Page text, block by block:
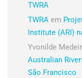
TWRA
TWRA em
Institute (ARI)
Yvonilde
Australian
São Francisco